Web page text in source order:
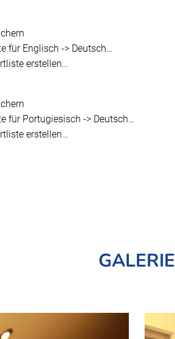
für Englisch -> Deutsch…
erstellen…
für Portugiesisch -> Deutsch…
erstellen…
GALERIE